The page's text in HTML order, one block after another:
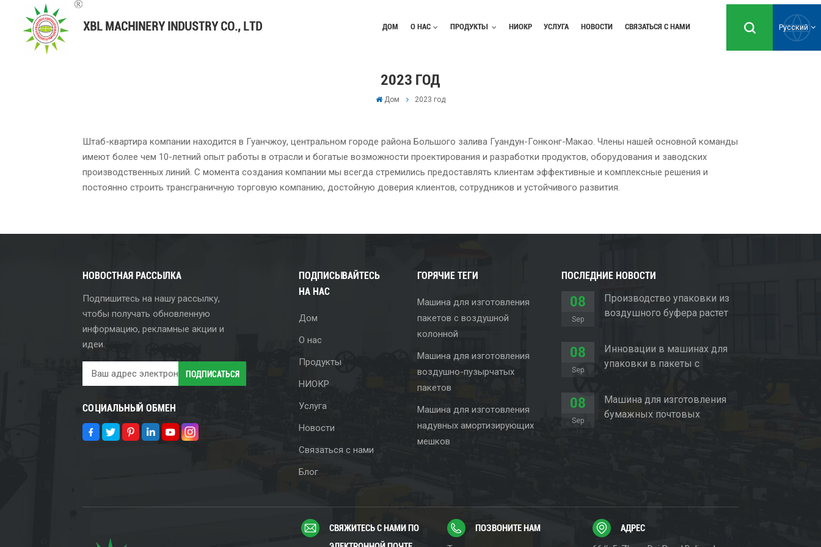
ДОМ О НАС ПРОДУКТЫ НИОКР УСЛУГА НОВОСТИ СВЯЗАТЬСЯ С НАМИ Русский
Español
2023 ГОД
Дом 2023 год
Штаб-квартира компании находится в Гуанчжоу, центральном городе района Большого залива Гуандун-Гонконг-Макао. Члены нашей основной команды
имеют более чем 10-летний опыт работы в отрасли и богатые возможности проектирования и разработки продуктов, оборудования и заводских
производственных линий. С момента создания компании мы всегда стремились предоставлять клиентам эффективные и комплексные решения и
постоянно строить трансграничную торговую компанию, достойную доверия клиентов, сотрудников и устойчивого развития.
НОВОСТНАЯ РАССЫЛКА
Подпишитесь на нашу рассылку,
чтобы получать обновленную
информацию, рекламные акции и
идеи.
СОЦИАЛЬНЫЙ ОБМЕН
ПОДПИСЫВАЙТЕСЬ
НА НАС
Дом
О нас
Продукты
НИОКР
Услуга
Новости
Связаться с нами
Блог
ГОРЯЧИЕ ТЕГИ
Машина для изготовления
пакетов с воздушной
колонной
Машина для изготовления
воздушно-пузырчатых
пакетов
Машина для изготовления
надувных амортизирующих
мешков
ПОСЛЕДНИЕ НОВОСТИ
08
Sep
Производство упаковки из
воздушного буфера растет
08
Sep
Инновации в машинах для
упаковки в пакеты с
08
Sep
Машина для изготовления
бумажных почтовых
СВЯЖИТЕСЬ С НАМИ ПО
ПОЗВОНИТЕ НАМ
АДРЕС